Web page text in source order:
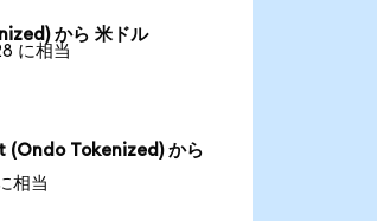
から 米ドル
に相当
(Ondo Tokenized) から
相当